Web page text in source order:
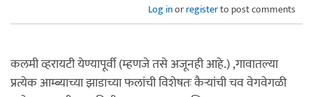
Log inorregisterto post comments
कलमी व्हरायटी येण्यापूर्वी (म्हणजे तसे अजूनही आहे.) ,गावातल्या
प्रत्येक आम्ब्याच्या झाडाच्या फलांची विशेषतः कैर्‍यांची चव वेगवेगळी